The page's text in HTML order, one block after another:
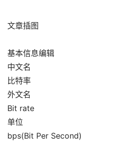
文章插图
基本信息编辑
中文名
比特率
外文名
Bit rate
单位
bps(Bit Per Second)